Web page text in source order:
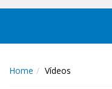
Home Vídeos